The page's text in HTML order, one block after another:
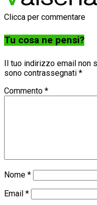
Clicca per commentare
Tu cosa ne pensi?
Il tuo indirizzo email non
sono contrassegnati *
Commento *
Nome *
Email *